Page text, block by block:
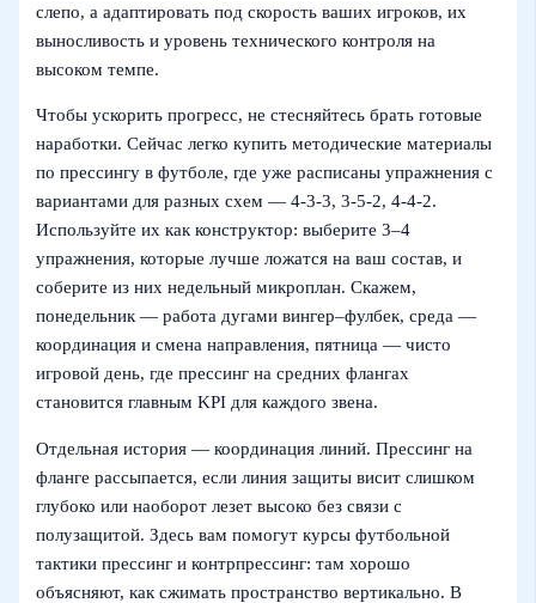
слепо, а адаптировать под скорость ваших игроков, их
выносливость и уровень технического контроля на
высоком темпе.
Чтобы ускорить прогресс, не стесняйтесь брать готовые
наработки. Сейчас легко купить методические материалы
по прессингу в футболе, где уже расписаны упражнения с
вариантами для разных схем — 4‑3‑3, 3‑5‑2, 4‑4‑2.
Используйте их как конструктор: выберите 3–4
упражнения, которые лучше ложатся на ваш состав, и
соберите из них недельный микроплан. Скажем,
понедельник — работа дугами вингер–фулбек, среда —
координация и смена направления, пятница — чисто
игровой день, где прессинг на средних флангах
становится главным KPI для каждого звена.
Отдельная история — координация линий. Прессинг на
фланге рассыпается, если линия защиты висит слишком
глубоко или наоборот лезет высоко без связи с
полузащитой. Здесь вам помогут курсы футбольной
тактики прессинг и контрпрессинг: там хорошо
объясняют, как сжимать пространство вертикально. В